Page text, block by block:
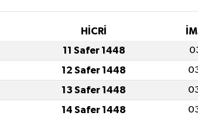
HİCRİ
11 Safer 1448
12 Safer 1448
13 Safer 1448
14 Safer 1448